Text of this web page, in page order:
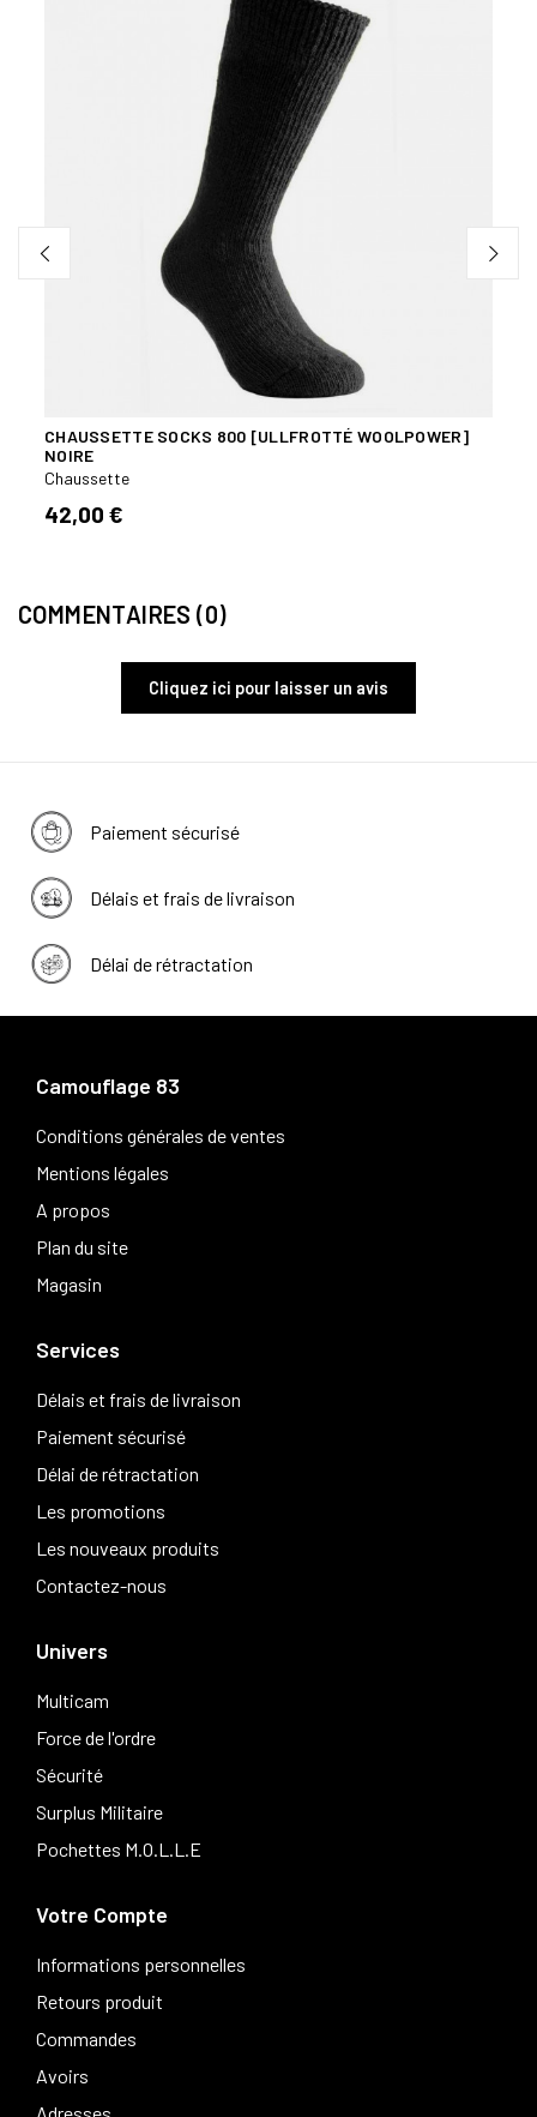
CHAUSSETTE SOCKS 800 [ULLFROTTÉ WOOLPOWER]
NOIRE
Chaussette
42,00 €
COMMENTAIRES (0)
Cliquez ici pour laisser un avis
Paiement sécurisé
Délais et frais de livraison
Délai de rétractation
Camouflage 83
Conditions générales de ventes
Mentions légales
A propos
Plan du site
Magasin
Services
Délais et frais de livraison
Paiement sécurisé
Délai de rétractation
Les promotions
Les nouveaux produits
Contactez-nous
Univers
Multicam
Force de l'ordre
Sécurité
Surplus Militaire
Pochettes M.O.L.L.E
Votre Compte
Informations personnelles
Retours produit
Commandes
Avoirs